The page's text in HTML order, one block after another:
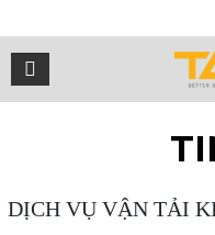
DỊCH VỤ VẬN TẢI